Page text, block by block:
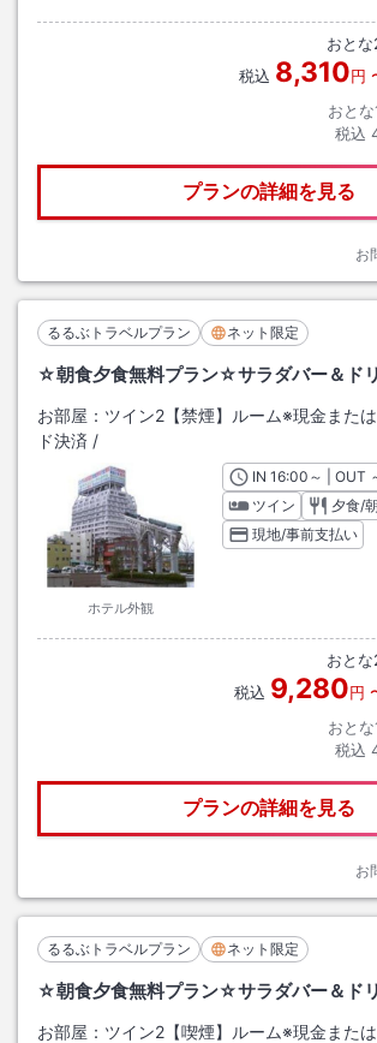
おとな
税込 8,310円
おと
税込
プランの詳細を見る
お
るるぶトラベルプラン ネット限定
☆朝食夕食無料プラン☆サラダバー＆ド
お部屋： ツイン2【禁煙】ルーム※現金また
ド決済 /
ホテル外観
INチェックイン
16:00 ～ | OUT
ツイン
夕食/
現地/事前支払い
おとな
税込 9,280円
おと
税込
プランの詳細を見る
お
るるぶトラベルプラン ネット限定
☆朝食夕食無料プラン☆サラダバー＆ド
お部屋： ツイン2【喫煙】ルーム※現金また